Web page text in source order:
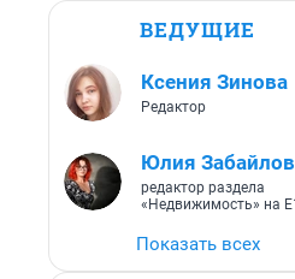
ВЕДУЩИЕ
Ксения Зинова
Редактор
Юлия
редактор раздела
«Недвижимость» на
Показать всех